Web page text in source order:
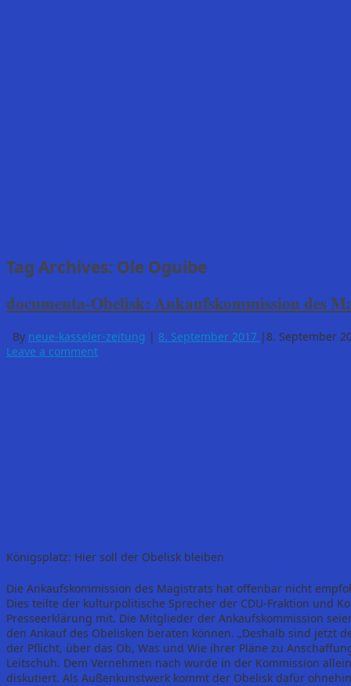
Tag Archives: Ole Oguibe
documenta-Obelisk: Ankaufskommission des
By neue-kasseler-zeitung | 8. September 2017 |8. September
Leave a comment
Königsplatz: Hier soll der Obelisk bleiben
Die Ankaufskommission des Magistrats hat offenbar nicht
Dies teilte der kulturpolitische Sprecher der CDU-Fraktion und
Presseerklärung mit. Die Mitglieder der Ankaufskommission
den Ankauf des Obelisken beraten können. „Deshalb sind
der Pflicht, über das Ob, Was und Wie ihrer Pläne zu
Leitschuh. Dem Vernehmen nach wurde in der Kommission
diskutiert. Als Außenkunstwerk kommt der Obelisk dafür